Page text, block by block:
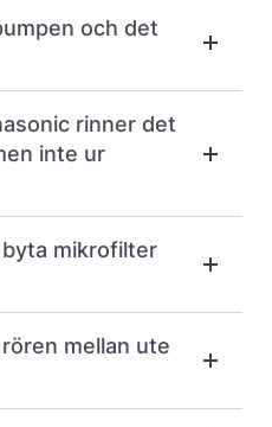
och det
rinner det
inte ur
mikrofilter
mellan ute